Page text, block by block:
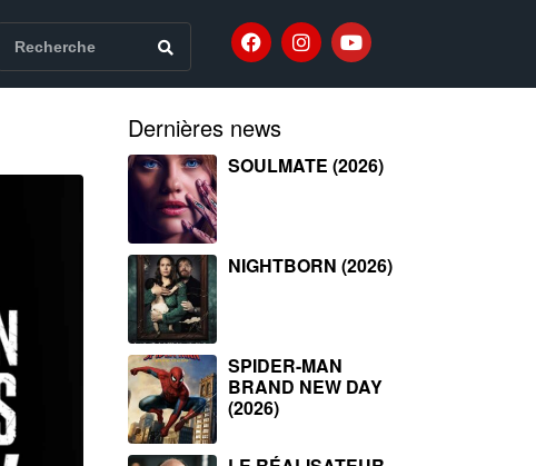
Dernières news
SOULMATE (2026)
NIGHTBORN (2026)
SPIDER-MAN
BRAND NEW DAY
(2026)